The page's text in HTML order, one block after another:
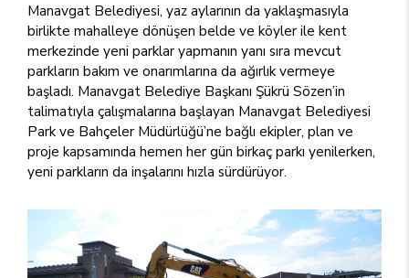
Manavgat Belediyesi, yaz aylarının da yaklaşmasıyla
birlikte mahalleye dönüşen belde ve köyler ile kent
merkezinde yeni parklar yapmanın yanı sıra mevcut
parkların bakım ve onarımlarına da ağırlık vermeye
başladı. Manavgat Belediye Başkanı Şükrü Sözen’in
talimatıyla çalışmalarına başlayan Manavgat Belediyesi
Park ve Bahçeler Müdürlüğü’ne bağlı ekipler, plan ve
proje kapsamında hemen her gün birkaç parkı yenilerken,
yeni parkların da inşalarını hızla sürdürüyor.